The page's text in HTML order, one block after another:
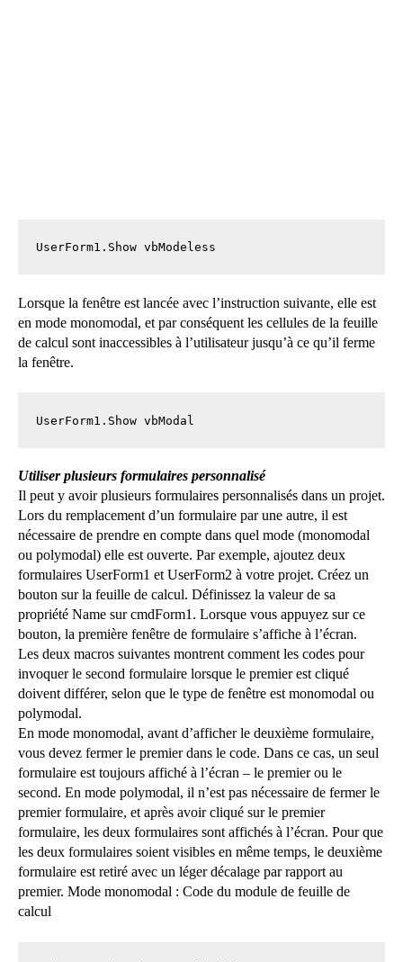
UserForm1.Show vbModeless
Lorsque la fenêtre est lancée avec l’instruction suivante, elle est
en mode monomodal, et par conséquent les cellules de la feuille
de calcul sont inaccessibles à l’utilisateur jusqu’à ce qu’il ferme
la fenêtre.
UserForm1.Show vbModal
Utiliser plusieurs formulaires personnalisé
Il peut y avoir plusieurs formulaires personnalisés dans un projet.
Lors du remplacement d’un formulaire par une autre, il est
nécessaire de prendre en compte dans quel mode (monomodal
ou polymodal) elle est ouverte. Par exemple, ajoutez deux
formulaires UserForm1 et UserForm2 à votre projet. Créez un
bouton sur la feuille de calcul. Définissez la valeur de sa
propriété Name sur cmdForm1. Lorsque vous appuyez sur ce
bouton, la première fenêtre de formulaire s’affiche à l’écran.
Les deux macros suivantes montrent comment les codes pour
invoquer le second formulaire lorsque le premier est cliqué
doivent différer, selon que le type de fenêtre est monomodal ou
polymodal.
En mode monomodal, avant d’afficher le deuxième formulaire,
vous devez fermer le premier dans le code. Dans ce cas, un seul
formulaire est toujours affiché à l’écran – le premier ou le
second. En mode polymodal, il n’est pas nécessaire de fermer le
premier formulaire, et après avoir cliqué sur le premier
formulaire, les deux formulaires sont affichés à l’écran. Pour que
les deux formulaires soient visibles en même temps, le deuxième
formulaire est retiré avec un léger décalage par rapport au
premier. Mode monomodal : Code du module de feuille de
calcul